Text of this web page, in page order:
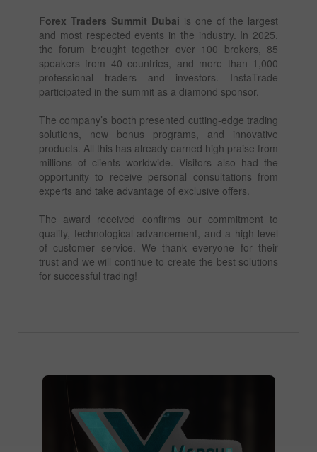
Forex Traders Summit Dubai is one of the largest
and most respected events in the industry. In 2025,
the forum brought together over 100 brokers, 85
speakers from 40 countries, and more than 1,000
professional traders and investors. InstaTrade
participated in the summit as a diamond sponsor.
The company’s booth presented cutting-edge trading
solutions, new bonus programs, and innovative
products. All this has already earned high praise from
millions of clients worldwide. Visitors also had the
opportunity to receive personal consultations from
experts and take advantage of exclusive offers.
The award received confirms our commitment to
quality, technological advancement, and a high level
of customer service. We thank everyone for their
trust and we will continue to create the best solutions
for successful trading!